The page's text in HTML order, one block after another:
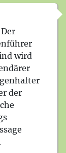
wird
der